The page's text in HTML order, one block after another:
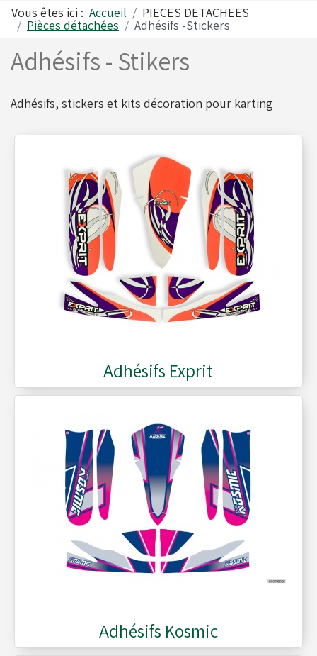
Vous êtes ici : Accueil PIECES DETACHEES
Pièces détachées Adhésifs -Stickers
Adhésifs - Stikers
Adhésifs, stickers et kits décoration pour karting
Adhésifs Exprit
Adhésifs Kosmic
Freins
Leviers de vitesses
Pare chocs - Barres
Pédales - Cale-pieds
Platines moteurs - Brides
Visserie - Boulonnerie